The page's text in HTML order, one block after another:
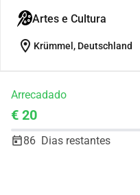
Artes e Cultura
location_on Krümmel, Deutschland
Arrecadado
€ 20
86 Dias restantes